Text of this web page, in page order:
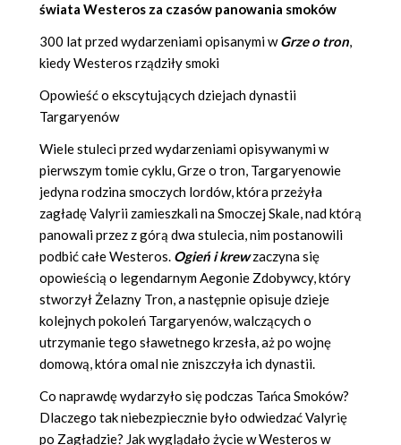
świata Westeros za czasów panowania smoków
300 lat przed wydarzeniami opisanymi wGrze o tron,
kiedy Westeros rządziły smoki
Opowieść o ekscytujących dziejach dynastii
Targaryenów
Wiele stuleci przed wydarzeniami opisywanymi w
pierwszym tomie cyklu, Grze o tron, Targaryenowie
jedyna rodzina smoczych lordów, która przeżyła
zagładę Valyrii zamieszkali na Smoczej Skale, nad którą
panowali przez z górą dwa stulecia, nim postanowili
podbić całe Westeros. Ogień i krewzaczyna się
opowieścią o legendarnym Aegonie Zdobywcy, który
stworzył Żelazny Tron, a następnie opisuje dzieje
kolejnych pokoleń Targaryenów, walczących o
utrzymanie tego sławetnego krzesła, aż po wojnę
domową, która omal nie zniszczyła ich dynastii.
Co naprawdę wydarzyło się podczas Tańca Smoków?
Dlaczego tak niebezpiecznie było odwiedzać Valyrię
po Zagładzie? Jak wyglądało życie w Westeros w